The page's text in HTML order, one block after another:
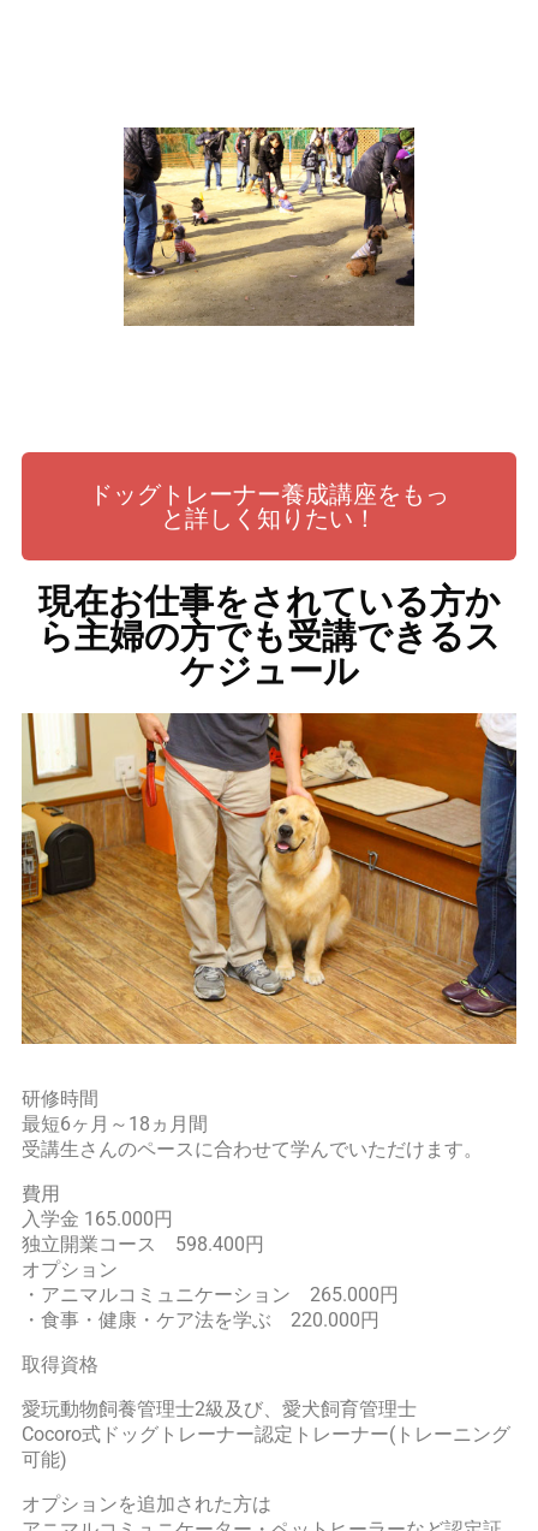
ドッグトレーナー養成講座をもっ
と詳しく知りたい！
現在お仕事をされている方か
ら主婦の方でも受講できるス
ケジュール
研修時間
最短6ヶ月～18ヵ月間
受講生さんのペースに合わせて学んでいただけます。
費用
入学金 165.000円
独立開業コース 598.400円
オプション
・アニマルコミュニケーション 265.000円
・食事・健康・ケア法を学ぶ 220.000円
取得資格
愛玩動物飼養管理士2級及び、愛犬飼育管理士
Cocoro式ドッグトレーナー認定トレーナー(トレーニング
可能)
オプションを追加された方は